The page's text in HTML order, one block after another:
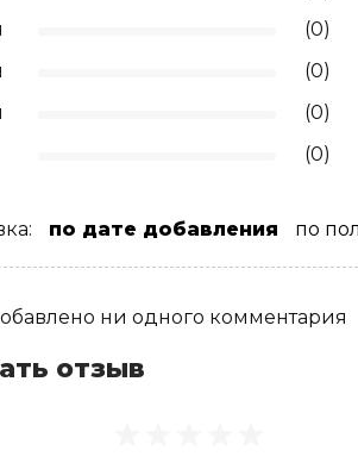
(0)
(0)
(0)
(0)
по дате добавления по
ни одного комментария
отзыв